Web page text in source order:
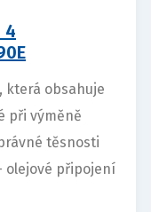
4
která obsahuje
při výměně
těsnosti
olejové připojení